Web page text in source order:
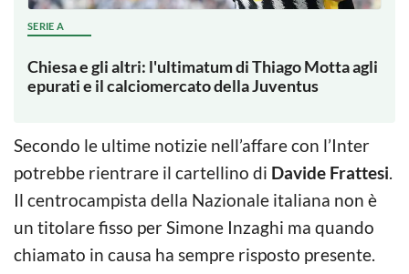
SERIE A
Chiesa e gli altri: l'ultimatum di Thiago Motta agli
epurati e il calciomercato della Juventus
Secondo le ultime notizie nell’affare con l’Inter
potrebbe rientrare il cartellino di Davide Frattesi.
Il centrocampista della Nazionale italiana non è
un titolare fisso per Simone Inzaghi ma quando
chiamato in causa ha sempre risposto presente.